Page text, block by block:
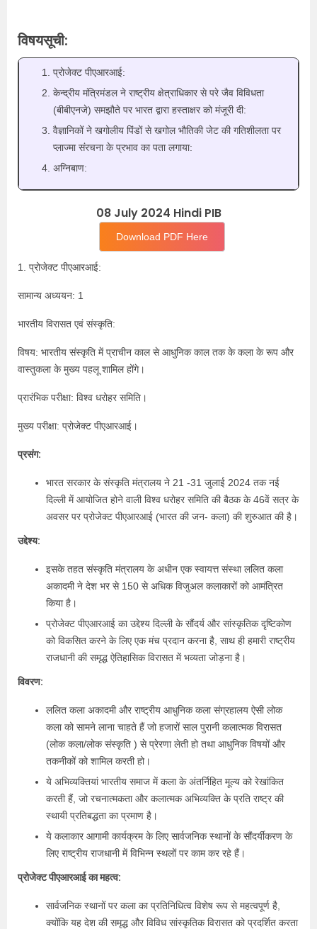
विषयसूची:
प्रोजेक्ट पीएआरआई:
केन्‍द्रीय मंत्रिमंडल ने राष्ट्रीय क्षेत्राधिकार से परे जैव विविधता
(बीबीएनजे) समझौते पर भारत द्वारा हस्ताक्षर को मंजूरी दी:
वैज्ञानिकों ने खगोलीय पिंडों से खगोल भौतिकी जेट की गतिशीलता पर
प्लाज्मा संरचना के प्रभाव का पता लगाया:
अग्निबाण:
08 July 2024 Hindi PIB
Download PDF Here
1. प्रोजेक्ट पीएआरआई:
सामान्य अध्ययन: 1
भारतीय विरासत एवं संस्कृति:
विषय: भारतीय संस्कृति में प्राचीन काल से आधुनिक काल तक के कला के रूप और
वास्तुकला के मुख्य पहलू शामिल होंगे।
प्रारंभिक परीक्षा: विश्व धरोहर समिति।
मुख्य परीक्षा: प्रोजेक्ट पीएआरआई।
प्रसंग:
भारत सरकार के संस्कृति मंत्रालय ने 21 -31 जुलाई 2024 तक नई
दिल्ली में आयोजित होने वाली विश्व धरोहर समिति की बैठक के 46वें सत्र के
अवसर पर प्रोजेक्ट पीएआरआई (भारत की जन- कला) की शुरुआत की है।
उद्देश्य:
इसके तहत संस्कृति मंत्रालय के अधीन एक स्वायत्त संस्था ललित कला
अकादमी ने देश भर से 150 से अधिक विजुअल कलाकारों को आमंत्रित
किया है।
प्रोजेक्ट पीएआरआई का उद्देश्य दिल्ली के सौंदर्य और सांस्कृतिक दृष्टिकोण
को विकसित करने के लिए एक मंच प्रदान करना है, साथ ही हमारी राष्ट्रीय
राजधानी की समृद्ध ऐतिहासिक विरासत में भव्यता जोड़ना है।
विवरण:
ललित कला अकादमी और राष्ट्रीय आधुनिक कला संग्रहालय ऐसी लोक
कला को सामने लाना चाहते हैं जो हजारों साल पुरानी कलात्मक विरासत
(लोक कला/लोक संस्कृति ) से प्रेरणा लेती हो तथा आधुनिक विषयों और
तकनीकों को शामिल करती हो।
ये अभिव्यक्तियां भारतीय समाज में कला के अंतर्निहित मूल्य को रेखांकित
करती हैं, जो रचनात्मकता और कलात्मक अभिव्यक्ति के प्रति राष्ट्र की
स्थायी प्रतिबद्धता का प्रमाण है।
ये कलाकार आगामी कार्यक्रम के लिए सार्वजनिक स्थानों के सौंदर्यीकरण के
लिए राष्ट्रीय राजधानी में विभिन्न स्थलों पर काम कर रहे हैं।
प्रोजेक्ट पीएआरआई का महत्व:
सार्वजनिक स्थानों पर कला का प्रतिनिधित्व विशेष रूप से महत्वपूर्ण है,
क्योंकि यह देश की समृद्ध और विविध सांस्कृतिक विरासत को प्रदर्शित करता